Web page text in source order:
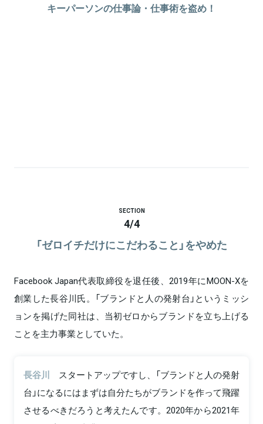
キーパーソンの仕事論・仕事術を盗め！
SECTION
4/4
「ゼロイチだけにこだわること」をやめた
Facebook Japan代表取締役を退任後、2019年にMOON-Xを
創業した長谷川氏。「ブランドと人の発射台」というミッシ
ョンを掲げた同社は、当初ゼロからブランドを立ち上げる
ことを主力事業としていた。
長谷川
スタートアップですし、「ブランドと人の発射
台」になるにはまずは自分たちがブランドを作って飛躍
させるべきだろうと考えたんです。2020年から2021年